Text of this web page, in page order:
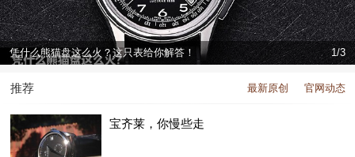
凭什么熊猫盘这么火？这只表给你解答！
1/3
推荐 最新原创 官网动态
宝齐莱，你慢些走